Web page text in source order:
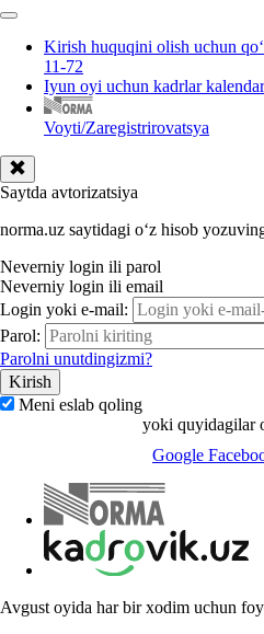
Kirish huquqini olish uchun
11-72
Iyun oyi uchun kadrlar
Voyti/Zaregistrirovatsya
Saytda avtorizatsiya
norma.uz saytidagi oʻz hisob
Neverniy login ili parol
Neverniy login ili email
Login yoki e-mail:
Parol:
Parolni unutdingizmi?
Meni eslab qoling
yoki quyidagilar
Google
Avgust oyida har bir хodim uchun